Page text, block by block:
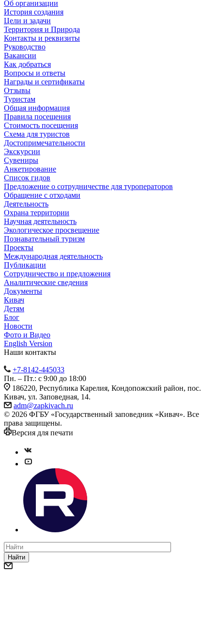
Об организации
История создания
Цели и задачи
Территория и Природа
Контакты и реквизиты
Руководство
Вакансии
Как добраться
Вопросы и ответы
Награды и сертификаты
Отзывы
Туристам
Общая информация
Правила посещения
Стоимость посещения
Схема для туристов
Достопримечательности
Экскурсии
Сувениры
Анкетирование
Список гидов
Предложение о сотрудничестве для туроператоров
Обращение с отходами
Деятельность
Охрана территории
Научная деятельность
Экологическое просвещение
Познавательный туризм
Проекты
Международная деятельность
Публикации
Сотрудничество и предложения
Аналитические сведения
Документы
Кивач
Детям
Блог
Новости
Фото и Видео
English Version
Наши контакты
+7-8142-445033
Пн. – Пт.: с 9:00 до 18:00
186220, Республика Карелия, Кондопожский район, пос.
Кивач, ул. Заповедная, 14.
adm@zapkivach.ru
© 2026 ФГБУ «Государственный заповедник «Кивач». Все
права защищены.
Версия для печати
Найти